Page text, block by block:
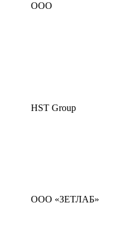
ООО
HST Group
ООО «ЗЕТЛАБ»